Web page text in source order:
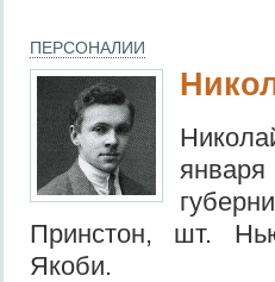
ПЕРСОНАЛИИ
Принстон, шт.
Якоби.